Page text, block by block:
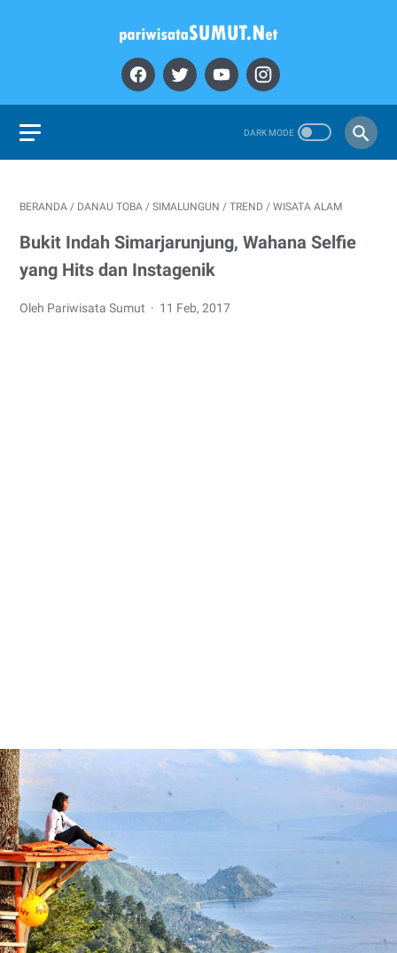
BERANDA / DANAU TOBA / SIMALUNGUN / TREND / WISATA ALAM
Bukit Indah Simarjarunjung, Wahana Selfie
yang Hits dan Instagenik
Oleh Pariwisata Sumut 11 Feb, 2017